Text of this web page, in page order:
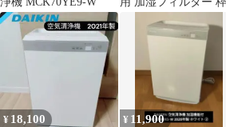
¥ 18,100 ¥ 11,900